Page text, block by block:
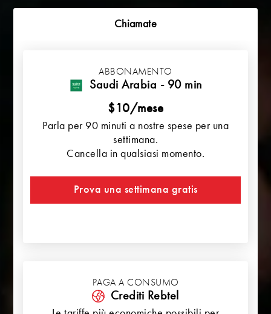
Chiamate
ABBONAMENTO
Saudi Arabia - 90 min
$10/mese
Parla per 90 minuti a nostre spese per una
settimana.
Cancella in qualsiasi momento.
Prova una settimana gratis
PAGA A CONSUMO
Crediti Rebtel